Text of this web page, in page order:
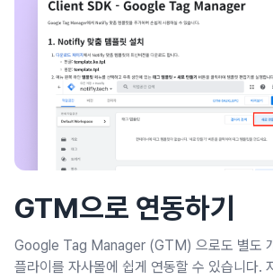
GTM으로 연동하기
Google Tag Manager (GTM) 으로도 별도
플라이를 자사몰에 쉽게 연동할 수 있습니다.